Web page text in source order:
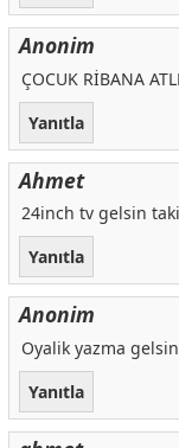
Anonim
ÇOCUK RİBANA
Yanıtla
Ahmet
24inch tv gelsin
Yanıtla
Anonim
Oyalik yazma
Yanıtla